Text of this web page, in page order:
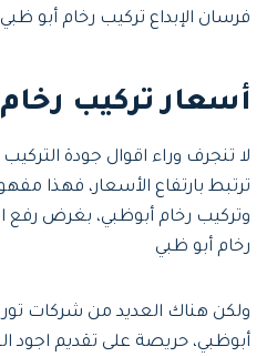
فرسان الإبداع تركيب رخام أبو ظبي
أسعار تركيب
لا تنجرف وراء اقوال جودة التركيب
ترتبط بارتفاع الأسعار، فهذا
وتركيب رخام أبوظبي، بغرض رفع
رخام أبو ظبي
ولكن هناك العديد من شركات
أبوظبي، حريصة على تقديم اجود